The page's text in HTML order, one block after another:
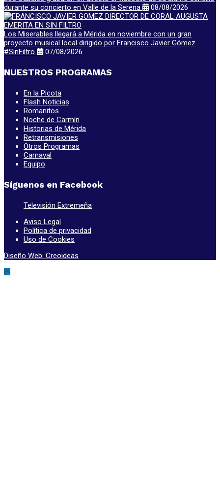
durante su concierto en Valle de la Serena
08/08/2026
Los Miserables llegará a Mérida en noviembre con un gran
proyecto musical local dirigido por Francisco Javier Gómez
#SinFiltro
07/08/2026
NUESTROS PROGRAMAS
En la Picota
Flash Noticias
Romanitos
Noche de Carmín
Historias de Mérida
Retransmisiones
Otros Programas
Carnaval
Equipo
Síguenos en Facebook
Televisión Extremeña
Aviso Legal
Política de privacidad
Uso de Cookies
Diseño Web: Creoideas